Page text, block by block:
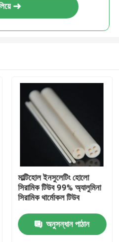
মাল্টিহোল ইনসুলেটিং হোলো
সিরামিক টিউব 99% অ্যালুমিনা
সিরামিক থার্মোকল টিউব
অনুসন্ধান পাঠান